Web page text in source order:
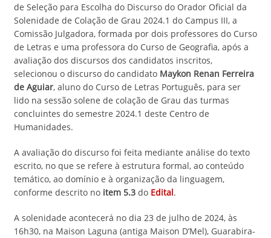
de Seleção para Escolha do Discurso do Orador Oficial da
Solenidade de Colação de Grau 2024.1 do Campus III, a
Comissão Julgadora, formada por dois professores do Curso
de Letras e uma professora do Curso de Geografia, após a
avaliação dos discursos dos candidatos inscritos,
selecionou o discurso do candidato Maykon Renan Ferreira
de Aguiar, aluno do Curso de Letras Português, para ser
lido na sessão solene de colação de Grau das turmas
concluintes do semestre 2024.1 deste Centro de
Humanidades.
A avaliação do discurso foi feita mediante análise do texto
escrito, no que se refere à estrutura formal, ao conteúdo
temático, ao domínio e à organização da linguagem,
conforme descrito no item 5.3 do Edital.
A solenidade acontecerá no dia 23 de julho de 2024, às
16h30, na Maison Laguna (antiga Maison D’Mel), Guarabira-